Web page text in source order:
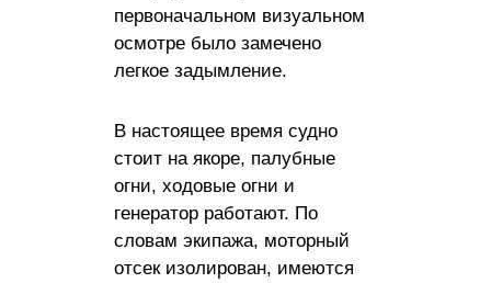
первоначальном визуальном
осмотре было замечено
легкое задымление.
В настоящее время судно
стоит на якоре, палубные
огни, ходовые огни и
генератор работают. По
словам экипажа, моторный
отсек изолирован, имеются